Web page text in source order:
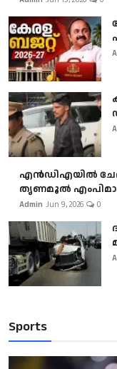
എൻഡിഎയിൽ
തൃണമൂൽ
Admin Jun 9, 2026 0
Sports